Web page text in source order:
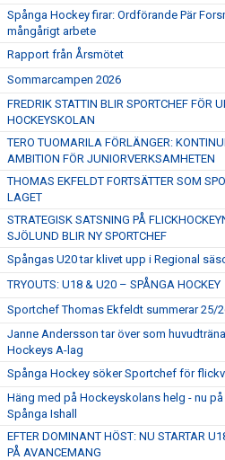
Spånga Hockey firar: Ordförande Pär
mångårigt arbete
Rapport från Årsmötet
Sommarcampen 2026
FREDRIK STATTIN BLIR SPORTCHEF FÖR
HOCKEYSKOLAN
TERO TUOMARILA FÖRLÄNGER:
AMBITION FÖR JUNIORVERKSAMHETEN
THOMAS EKFELDT FORTSÄTTER SOM
LAGET
STRATEGISK SATSNING PÅ
SJÖLUND BLIR NY SPORTCHEF
Spångas U20 tar klivet upp i Regional
TRYOUTS: U18 & U20 – SPÅNGA HOCKEY
Sportchef Thomas Ekfeldt summerar 25/
Janne Andersson tar över som
Hockeys A-lag
Spånga Hockey söker Sportchef för
Häng med på Hockeyskolans helg - nu
Spånga Ishall
EFTER DOMINANT HÖST: NU STARTAR
PÅ AVANCEMANG